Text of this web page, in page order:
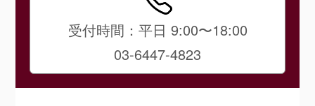
受付時間：平日 9:00〜18:00
03-6447-4823